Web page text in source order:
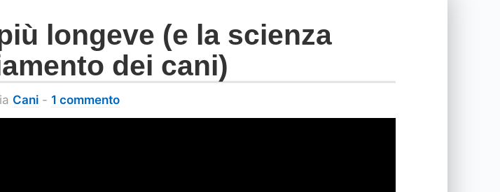
longeve (e la scienza
dei cani)
Cani - 1 commento